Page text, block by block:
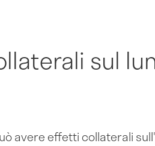
sul
avere effetti collaterali